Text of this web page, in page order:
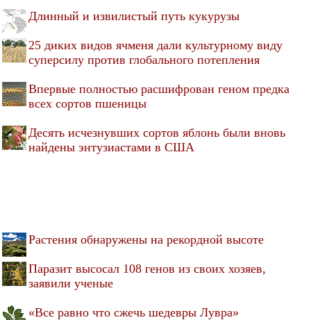
Длинный и извилистый путь кукурузы
25 диких видов ячменя дали культурному виду
суперсилу против глобального потепления
Впервые полностью расшифрован геном предка
всех сортов пшеницы
Десять исчезнувших сортов яблонь были вновь
найдены энтузиастами в США
Растения обнаружены на рекордной высоте
Паразит высосал 108 генов из своих хозяев,
заявили ученые
«Все равно что сжечь шедевры Лувра»